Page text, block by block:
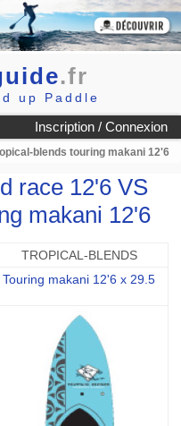
.fr
up Paddle
Inscription / Connexion
blends touring makani 12'6
race 12'6 VS
makani 12'6
TROPICAL-BLENDS
Touring makani 12'6 x 29.5